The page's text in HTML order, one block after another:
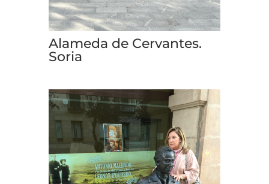
Alameda de Cervantes.
Soria